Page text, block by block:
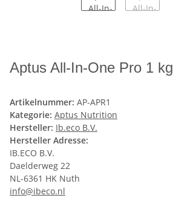
Aptus All-In-One Pro 1 kg
Artikelnummer: AP-APR1
Kategorie: Aptus Nutrition
Hersteller: Ib.eco B.V.
Hersteller Adresse:
IB.ECO B.V.
Daelderweg 22
NL-6361 HK Nuth
info@ibeco.nl